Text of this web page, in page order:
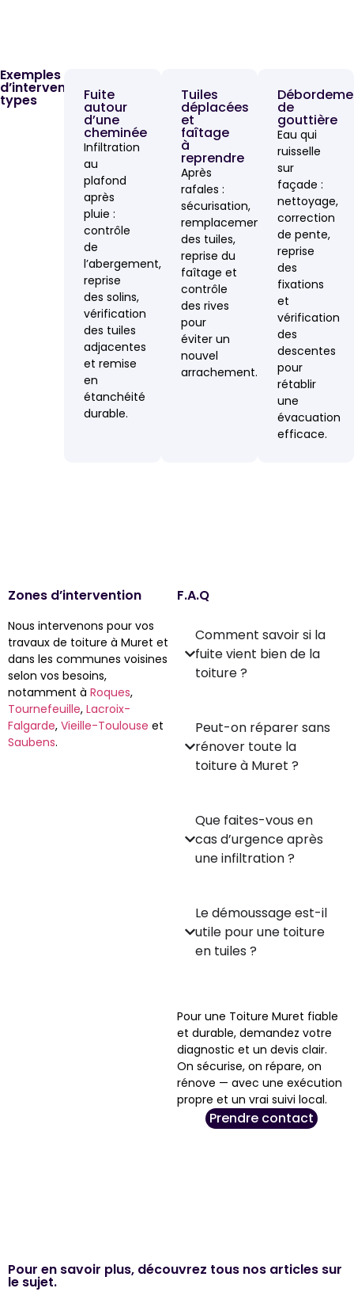
Exemples
d’interventions
types Fuite
autour
d’une
cheminée
Infiltration
au
plafond
après
pluie :
contrôle
de
l’abergement,
reprise
des solins,
vérification
des tuiles
adjacentes
et remise
en
étanchéité
durable.
Tuiles
déplacées
et
faîtage
à
reprendre
Après
rafales :
sécurisation,
remplacement
des tuiles,
reprise du
faîtage et
contrôle
des rives
pour
éviter un
nouvel
arrachement.
de
gouttière
Eau qui
ruisselle
sur
façade :
nettoyage,
correction
de pente,
reprise
des
fixations
et
vérification
des
descentes
pour
rétablir
une
évacuation
efficace.
Zones d’intervention
Nous intervenons pour vos
travaux de toiture à Muret et
dans les communes voisines
selon vos besoins,
notamment à Roques,
Tournefeuille, Lacroix-
Falgarde, Vieille-Toulouse et
Saubens.
F.A.Q
Comment savoir si la
fuite vient bien de la
toiture ?
Peut-on réparer sans
rénover toute la
toiture à Muret ?
Que faites-vous en
cas d’urgence après
une infiltration ?
Le démoussage est-il
utile pour une toiture
en tuiles ?
Pour une Toiture Muret fiable
et durable, demandez votre
diagnostic et un devis clair.
On sécurise, on répare, on
rénove — avec une exécution
propre et un vrai suivi local.
Prendre contact
Pour en savoir plus, découvrez tous nos articles sur
le sujet.